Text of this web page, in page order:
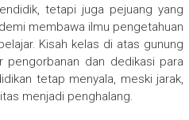
tetapi juga pejuang yang
membawa ilmu pengetahuan
Kisah kelas di atas gunung
dan dedikasi para
tetap menyala, meski jarak,
menjadi penghalang.